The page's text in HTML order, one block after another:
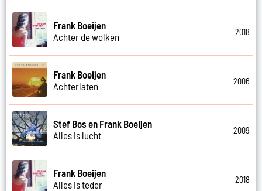
Frank Boeijen
Achter de wolken
2018
Frank Boeijen
Achterlaten
2006
Stef Bos en Frank Boeijen
Alles is lucht
2009
Frank Boeijen
Alles is teder
2018